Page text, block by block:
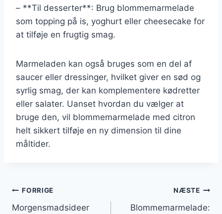
– **Til desserter**: Brug blommemarmelade
som topping på is, yoghurt eller cheesecake for
at tilføje en frugtig smag.
Marmeladen kan også bruges som en del af
saucer eller dressinger, hvilket giver en sød og
syrlig smag, der kan komplementere kødretter
eller salater. Uanset hvordan du vælger at
bruge den, vil blommemarmelade med citron
helt sikkert tilføje en ny dimension til dine
måltider.
Indlægsnavigation
FORRIGE
Morgensmadsideer
NÆSTE
Blommemarmelade: